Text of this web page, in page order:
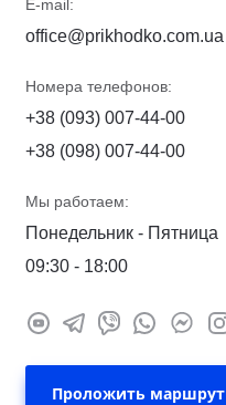
E-mail:
office@prikhodko.com.ua
Номера телефонов:
+38 (093) 007-44-00
+38 (098) 007-44-00
Мы работаем:
Понедельник - Пятница
09:30 - 18:00
Проложить маршрут